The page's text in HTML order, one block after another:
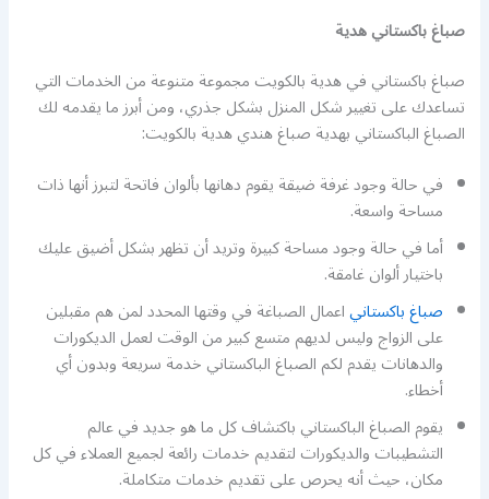
صباغ باكستاني هدية
صباغ باكستاني في هدية بالكويت مجموعة متنوعة من الخدمات التي
تساعدك على تغيير شكل المنزل بشكل جذري، ومن أبرز ما يقدمه لك
الصباغ الباكستاني بهدية صباغ هندي هدية بالكويت:
في حالة وجود غرفة ضيقة يقوم دهانها بألوان فاتحة لتبرز أنها ذات
مساحة واسعة.
أما في حالة وجود مساحة كبيرة وتريد أن تظهر بشكل أضيق عليك
باختيار ألوان غامقة.
صباغ باكستانياعمال الصباغة في وقتها المحدد لمن هم مقبلين
على الزواج وليس لديهم متسع كبير من الوقت لعمل الديكورات
والدهانات يقدم لكم الصباغ الباكستاني خدمة سريعة وبدون أي
أخطاء.
يقوم الصباغ الباكستاني باكتشاف كل ما هو جديد في عالم
التشطيبات والديكورات لتقديم خدمات رائعة لجميع العملاء في كل
مكان، حيث أنه يحرص على تقديم خدمات متكاملة.